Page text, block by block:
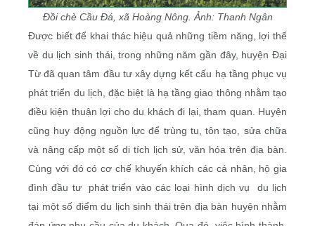
Đồi chè Cầu Đá, xã Hoàng Nông. Ảnh: Thanh Ngân
Được biết để khai thác hiệu quả những tiềm năng, lợi thế
về du lịch sinh thái, trong những năm gần đây, huyện Đại
Từ đã quan tâm đầu tư xây dựng kết cấu hạ tầng phục vụ
phát triển du lịch, đặc biệt là hạ tầng giao thông nhằm tạo
điều kiện thuận lợi cho du khách đi lại, tham quan. Huyện
cũng huy động nguồn lực để trùng tu, tôn tạo, sửa chữa
và nâng cấp một số di tích lịch sử, văn hóa trên địa bàn.
Cùng với đó có cơ chế khuyến khích các cá nhân, hộ gia
đình đầu tư phát triển vào các loại hình dịch vụ du lịch
tại một số điểm du lịch sinh thái trên địa bàn huyện nhằm